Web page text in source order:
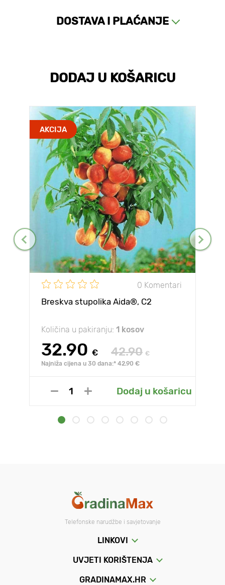
DOSTAVA I PLAĆANJE
DODAJ U KOŠARICU
AKCIJA
0 Komentari
Breskva stupolika Aida®, C2
Količina u pakiranju: 1 kosov
32.90 € 42.90 €
Najniža cijena u 30 dana:* 42.90 €
Dodaj u košaricu
Telefonske narudžbe i savjetovanje
LINKOVI
UVJETI KORIŠTENJA
GRADINAMAX.HR